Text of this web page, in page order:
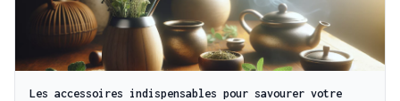
Les accessoires indispensables pour savourer votre